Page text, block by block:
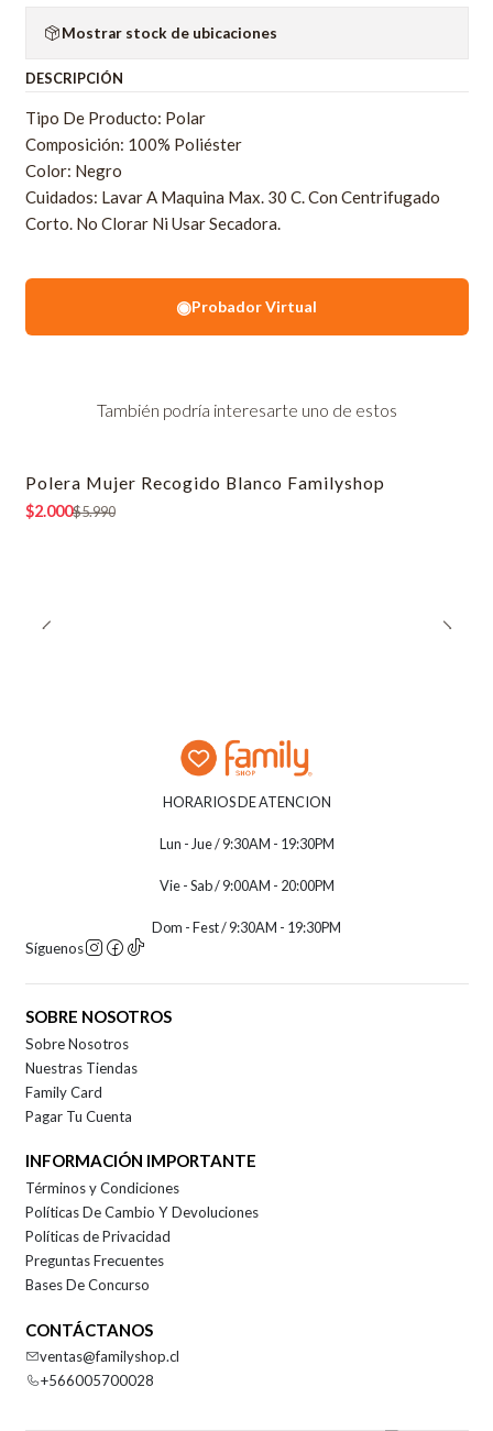
Mostrar stock de ubicaciones
DESCRIPCIÓN
Tipo De Producto: Polar
Composición: 100% Poliéster
Color: Negro
Cuidados: Lavar A Maquina Max. 30 C. Con Centrifugado
Corto. No Clorar Ni Usar Secadora.
◉Probador Virtual
También podría interesarte uno de estos
-67% OFF
Polera Mujer Recogido Blanco Familyshop
$2.000$5.990
HORARIOS DE ATENCION
Lun - Jue / 9:30AM - 19:30PM
Vie - Sab / 9:00AM - 20:00PM
Dom - Fest / 9:30AM - 19:30PM
Síguenos
SOBRE NOSOTROS
Sobre Nosotros
Nuestras Tiendas
Family Card
Pagar Tu Cuenta
INFORMACIÓN IMPORTANTE
Términos y Condiciones
Políticas De Cambio Y Devoluciones
Políticas de Privacidad
Preguntas Frecuentes
Bases De Concurso
CONTÁCTANOS
ventas@familyshop.cl
+566005700028